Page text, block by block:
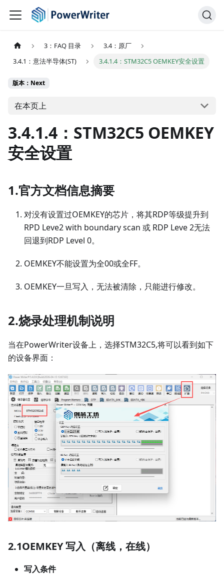
3：FAQ 目录
3.4：原厂
3.4.1：意法半导体(ST)
3.4.1.4：STM32C5 OEMKEY安全设置
版本：Next
在本页上
3.4.1.4：STM32C5 OEMKEY
安全设置
1.官方文档信息摘要
对没有设置过OEMKEY的芯片，将其RDP等级提升到
RPD Leve2 with boundary scan 或 RDP Leve 2无法
回退到RDP Level 0。
OEMKEY不能设置为全00或全FF。
OEMKEY一旦写入，无法被清除，只能进行修改。
2.烧录处理机制说明
当在PowerWriter设备上，选择STM32C5,将可以看到如下
的设备界面：
2.1OEMKEY 写入（离线，在线）
写入条件